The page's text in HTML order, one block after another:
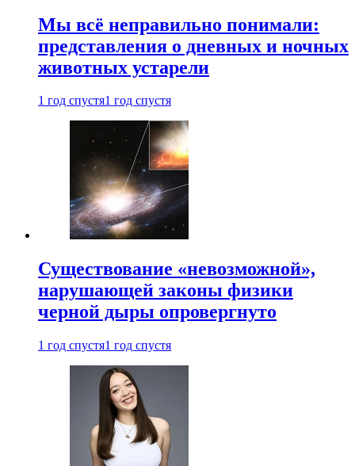
Мы всё неправильно понимали:
представления о дневных и ночных
животных устарели
1 год спустя1 год спустя
Существование «невозможной»,
нарушающей законы физики
черной дыры опровергнуто
1 год спустя1 год спустя